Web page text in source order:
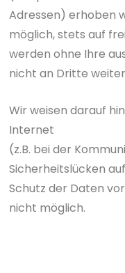
Adressen) erhoben
möglich, stets auf
werden ohne Ihre
nicht an Dritte
Wir weisen darauf
Internet
(z.B. bei der
Sicherheitslücken
Schutz der Daten
nicht möglich.